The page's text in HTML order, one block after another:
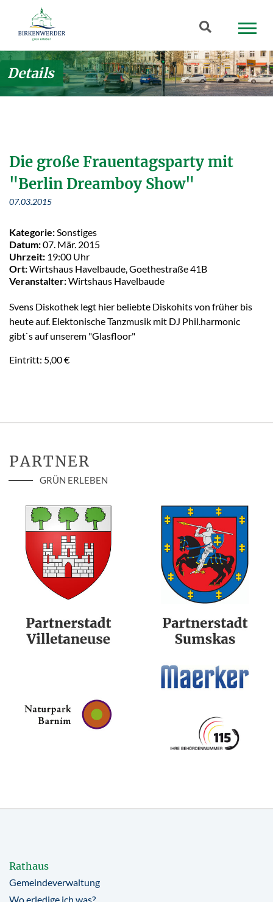
Zum Hauptinhalt springen
Suchbegriff
Details
Die große Frauentagsparty mit
"Berlin Dreamboy Show"
07.03.2015
Kategorie: Sonstiges
Datum:07. Mär. 2015
Uhrzeit: 19:00 Uhr
Ort:Wirtshaus Havelbaude, Goethestraße 41B
Veranstalter:Wirtshaus Havelbaude
Svens Diskothek legt hier beliebte Diskohits von früher bis
heute auf. Elektonische Tanzmusik mit DJ Phil.harmonic
gibt`s auf unserem "Glasfloor"
Eintritt: 5,00 €
PARTNER
GRÜN ERLEBEN
Rathaus
Gemeindeverwaltung
Wo erledige ich was?